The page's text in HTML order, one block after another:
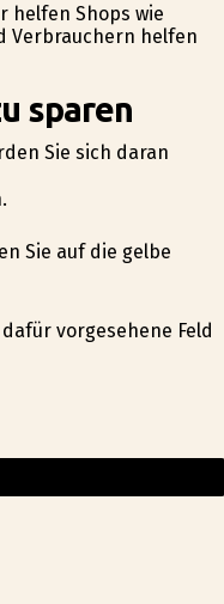
helfen Shops wie
Verbrauchern helfen
sparen
Sie sich daran
Sie auf die gelbe
vorgesehene Feld